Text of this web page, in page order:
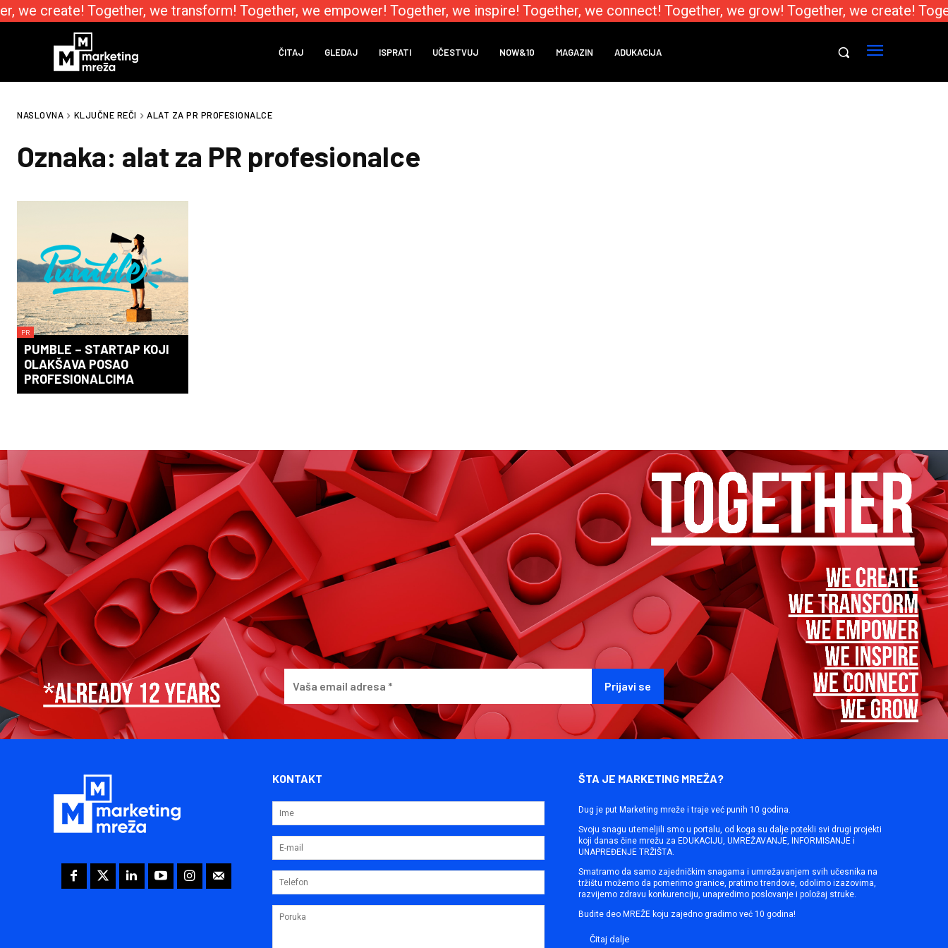
we create! Together, we transform! Together, we empower! Together, we inspire! Together, we connect! Together, we grow! Together, we create!
ČITAJ GLEDAJ ISPRATI UČESTVUJ NOW&10 MAGAZIN ADUKACIJA
NASLOVNA KLJUČNE REČI ALAT ZA PR PROFESIONALCE
Oznaka: alat za PR profesionalce
PR
PUMBLE – STARTAP KOJI
OLAKŠAVA POSAO
PROFESIONALCIMA
KONTAKT ŠTA JE MARKETING MREŽA?
Dug je put Marketing mreže i traje već punih 10 godina.
Svoju snagu utemeljili smo u portalu, od koga su dalje potekli svi drugi projekti
koji danas čine mrežu za EDUKACIJU, UMREŽAVANJE, INFORMISANJE i
UNAPREĐENJE TRŽIŠTA.
Smatramo da samo zajedničkim snagama i umrežavanjem svih učesnika na
tržištu možemo da pomerimo granice, pratimo trendove, odolimo izazovima,
razvijemo zdravu konkurenciju, unapredimo poslovanje i položaj struke.
Budite deo MREŽE koju zajedno gradimo već 10 godina!
Čitaj dalje